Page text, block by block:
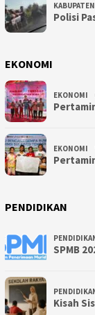
Polisi
EKONOMI
EKONOMI
EKONOMI
PENDIDIKAN
SPMB
Kisah